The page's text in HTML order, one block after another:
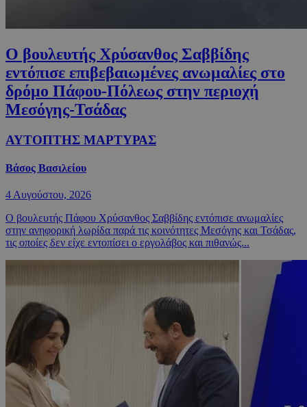
Ο βουλευτής Χρύσανθος Σαββίδης
εντόπισε επιβεβαιωμένες ανωμαλίες στο
δρόμο Πάφου-Πόλεως στην περιοχή
Μεσόγης-Τσάδας
ΑΥΤΟΠΤΗΣ ΜΑΡΤΥΡΑΣ
Βάσος Βασιλείου
4 Αυγούστου, 2026
Ο βουλευτής Πάφου Χρύσανθος Σαββίδης εντόπισε ανωμαλίες
στην ανηφορική λωρίδα παρά τις κοινότητες Μεσόγης και Τσάδας,
τις οποίες δεν είχε εντοπίσει ο εργολάβος και πιθανώς...